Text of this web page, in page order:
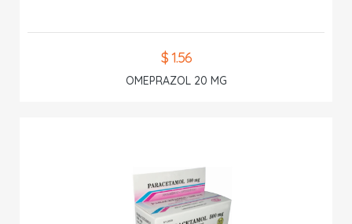
$ 1.56
OMEPRAZOL 20 MG